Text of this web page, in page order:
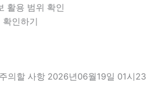
활용 범위 확인
인하기
의할 사항 2026년06월19일 01시23